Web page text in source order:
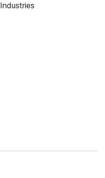
Industries